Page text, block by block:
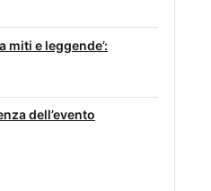
miti e leggende’:
dell’evento